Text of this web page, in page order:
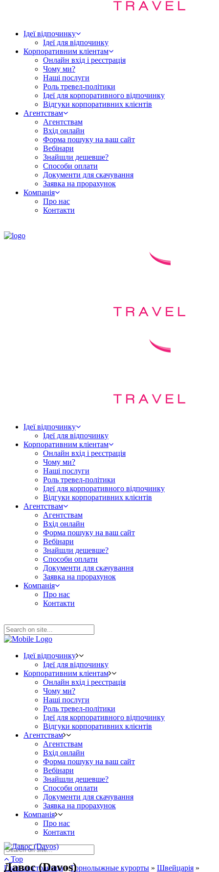
Ідеї відпочинку
Ідеї для відпочинку
Корпоративним кліентам
Онлайн вхід і реєстрація
Чому ми?
Наші послуги
Роль тревел-політики
Ідеї для корпоративного відпочинку
Відгуки корпоративних клієнтів
Агентствам
Агентствам
Вхід онлайн
Форма пошуку на ваш сайт
Вебінари
Знайшли дешевше?
Способи оплати
Документи для скачування
Заявка на прорахунок
Компанія
Про нас
Контакти
Ідеї відпочинку
Ідеї для відпочинку
Корпоративним кліентам
Онлайн вхід і реєстрація
Чому ми?
Наші послуги
Роль тревел-політики
Ідеї для корпоративного відпочинку
Відгуки корпоративних клієнтів
Агентствам
Агентствам
Вхід онлайн
Форма пошуку на ваш сайт
Вебінари
Знайшли дешевше?
Способи оплати
Документи для скачування
Заявка на прорахунок
Компанія
Про нас
Контакти
Ідеї відпочинку
Ідеї для відпочинку
Корпоративним кліентам
Онлайн вхід і реєстрація
Чому ми?
Наші послуги
Роль тревел-політики
Ідеї для корпоративного відпочинку
Відгуки корпоративних клієнтів
Агентствам
Агентствам
Вхід онлайн
Форма пошуку на ваш сайт
Вебінари
Знайшли дешевше?
Способи оплати
Документи для скачування
Заявка на прорахунок
Компанія
Про нас
Контакти
Top
Главная страница»Горнолыжные курорты » Швейцарія »
Давос (Davos)